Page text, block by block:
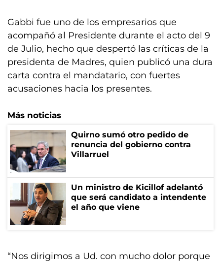
Gabbi fue uno de los empresarios que
acompañó al Presidente durante el acto del 9
de Julio, hecho que despertó las críticas de la
presidenta de Madres, quien publicó una dura
carta contra el mandatario, con fuertes
acusaciones hacia los presentes.
Más noticias
Quirno sumó otro pedido de
renuncia del gobierno contra
Villarruel
Un ministro de Kicillof adelantó
que será candidato a intendente
el año que viene
“Nos dirigimos a Ud. con mucho dolor porque